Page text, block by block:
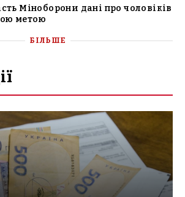
Міноборони дані про чоловіків
метою
БІЛЬШЕ